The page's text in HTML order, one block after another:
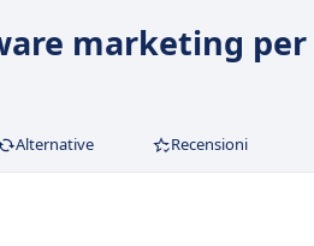
marketing
Alternative Recensioni